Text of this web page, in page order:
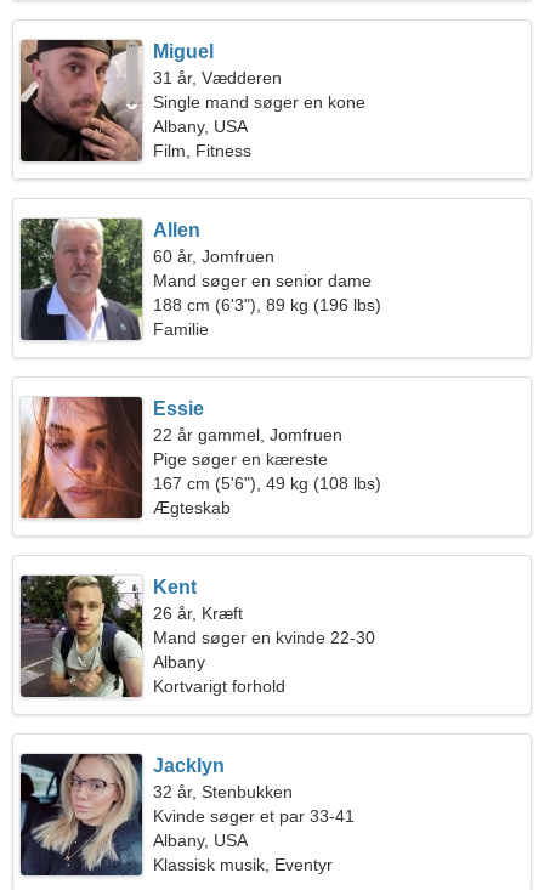
Miguel
31 år, Vædderen
Single mand søger en kone
Albany, USA
Film, Fitness
Allen
60 år, Jomfruen
Mand søger en senior dame
188 cm (6'3"), 89 kg (196 lbs)
Familie
Essie
22 år gammel, Jomfruen
Pige søger en kæreste
167 cm (5'6"), 49 kg (108 lbs)
Ægteskab
Kent
26 år, Kræft
Mand søger en kvinde 22-30
Albany
Kortvarigt forhold
Jacklyn
32 år, Stenbukken
Kvinde søger et par 33-41
Albany, USA
Klassisk musik, Eventyr